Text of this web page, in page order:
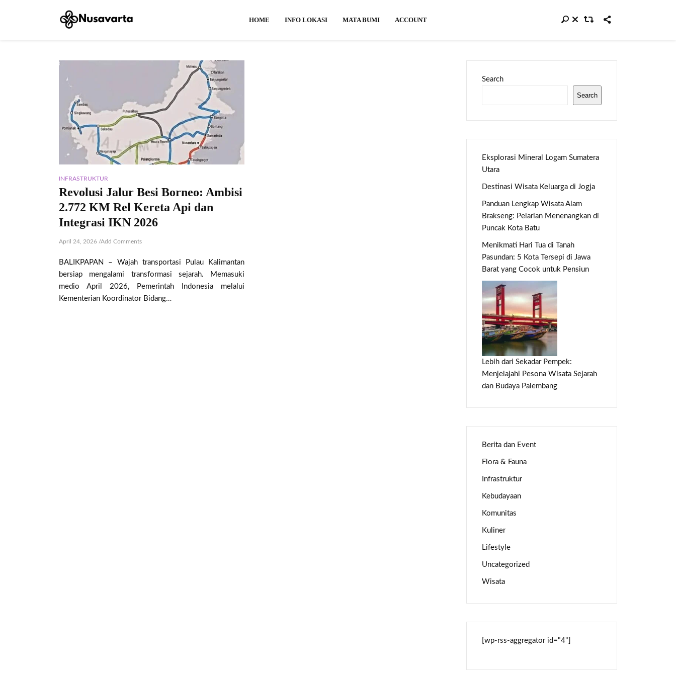
HOME INFO LOKASI MATA BUMI ACCOUNT
INFRASTRUKTUR
​Revolusi Jalur Besi Borneo: Ambisi
2.772 KM Rel Kereta Api dan
Integrasi IKN 2026
April 24, 2026 /Add Comments
​BALIKPAPAN – Wajah transportasi Pulau Kalimantan
bersiap mengalami transformasi sejarah. Memasuki
medio April 2026, Pemerintah Indonesia melalui
Kementerian Koordinator Bidang…
Search
Search
Eksplorasi Mineral Logam Sumatera
Utara
Destinasi Wisata Keluarga di Jogja
Panduan Lengkap Wisata Alam
Brakseng: Pelarian Menenangkan di
Puncak Kota Batu
Menikmati Hari Tua di Tanah
Pasundan: 5 Kota Tersepi di Jawa
Barat yang Cocok untuk Pensiun
Lebih dari Sekadar Pempek:
Menjelajahi Pesona Wisata Sejarah
dan Budaya Palembang
Berita dan Event
Flora & Fauna
Infrastruktur
Kebudayaan
Komunitas
Kuliner
Lifestyle
Uncategorized
Wisata
[wp-rss-aggregator id="4"]